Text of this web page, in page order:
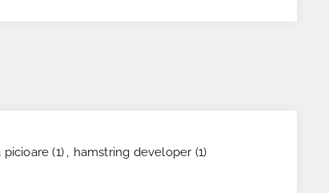
picioare (1) , hamstring developer (1)